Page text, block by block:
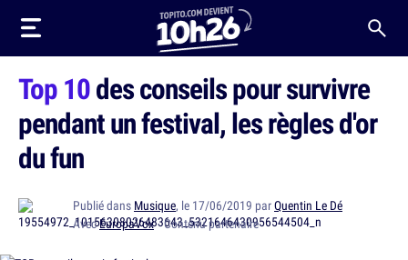
Top 10des conseils pour survivre
pendant un festival, les règles d'or
du fun
Publié dans Musique, le 17/06/2019 parQuentin Le Dé
AvecEuropaVox· Contenu partenaire